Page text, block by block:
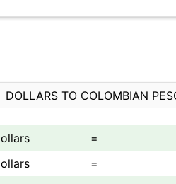
DOLLARS TO COLOMBIAN
=
=